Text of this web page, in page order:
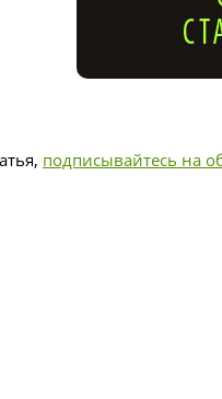
подписывайтесь на